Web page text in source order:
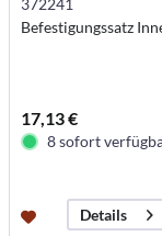
372241
Befestigungssatz
17,13 €
8 sofort
Details